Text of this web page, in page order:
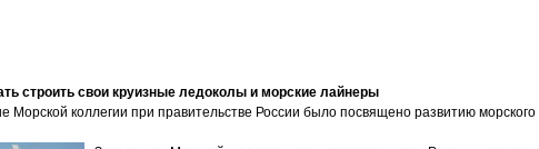
строить свои круизные ледоколы и морские лайнеры
Морской коллегии при правительстве России было посвящено развитию морского